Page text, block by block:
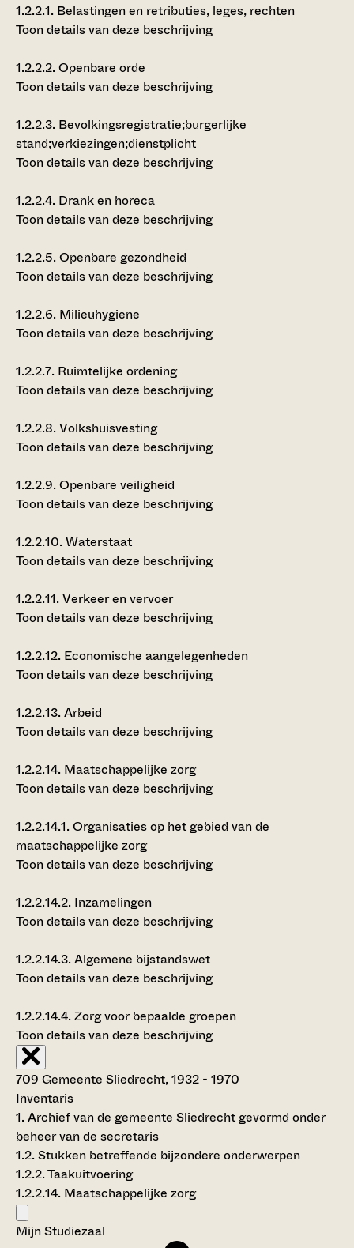
1.2.2.1. Belastingen en retributies, leges, rechten
Toon details van deze beschrijving
1.2.2.2.Openbare orde
Toon details van deze beschrijving
1.2.2.3. Bevolkingsregistratie;burgerlijke
stand;verkiezingen;dienstplicht
Toon details van deze beschrijving
1.2.2.4. Drank en horeca
Toon details van deze beschrijving
1.2.2.5.Openbare gezondheid
Toon details van deze beschrijving
1.2.2.6. Milieuhygiene
Toon details van deze beschrijving
1.2.2.7. Ruimtelijke ordening
Toon details van deze beschrijving
1.2.2.8.Volkshuisvesting
Toon details van deze beschrijving
1.2.2.9.Openbare veiligheid
Toon details van deze beschrijving
1.2.2.10.Waterstaat
Toon details van deze beschrijving
1.2.2.11.Verkeer en vervoer
Toon details van deze beschrijving
1.2.2.12. Economische aangelegenheden
Toon details van deze beschrijving
1.2.2.13.Arbeid
Toon details van deze beschrijving
1.2.2.14. Maatschappelijke zorg
Toon details van deze beschrijving
1.2.2.14.1.Organisaties op het gebied van de
maatschappelijke zorg
Toon details van deze beschrijving
1.2.2.14.2. Inzamelingen
Toon details van deze beschrijving
1.2.2.14.3.Algemene bijstandswet
Toon details van deze beschrijving
1.2.2.14.4.Zorg voor bepaalde groepen
Toon details van deze beschrijving
709 Gemeente Sliedrecht, 1932 - 1970
Inventaris
1. Archief van de gemeente Sliedrecht gevormd onder
beheer van de secretaris
1.2. Stukken betreffende bijzondere onderwerpen
1.2.2. Taakuitvoering
1.2.2.14. Maatschappelijke zorg
Mijn Studiezaal